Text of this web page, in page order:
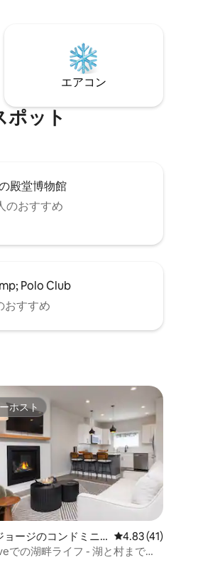
エアコン
ッ⁠ト
殿堂博物館
のおすすめ
Polo Club
おすすめ
ホスト
ホスト
ョージのコンドミニ
レビュー41件、5つ
4.83 (41)
での湖畔ライフ - 湖と村まで徒